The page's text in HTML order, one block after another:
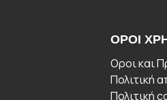
ΟΡΟΙ
Οροι και
Πολιτική
Πολιτική